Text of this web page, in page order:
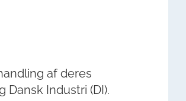
af deres
Industri (DI).